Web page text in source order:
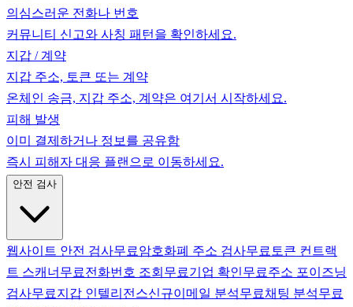
의심스러운 전화나 번호
커뮤니티 신고와 사칭 패턴을 확인하세요.
지갑 / 계약
지갑 주소, 토큰 또는 계약
온체인 송금, 지갑 주소, 계약은 여기서 시작하세요.
피해 발생
이미 결제하거나 정보를 공유함
즉시 피해자 대응 플랜으로 이동하세요.
안전 검사
웹사이트 안전 검사무료암호화폐 주소 검사무료 토큰 컨트랙
트 스캐너 무료전화번호 조회 무료기업 확인무료주소 포이즈닝
검사무료지갑 인텔리전스신규이메일 분석무료채팅 분석무료